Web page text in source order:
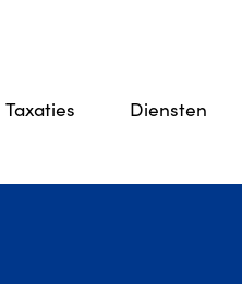
Taxaties Diensten